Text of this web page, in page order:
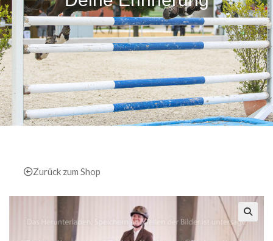
Zurück zum Shop
🔍